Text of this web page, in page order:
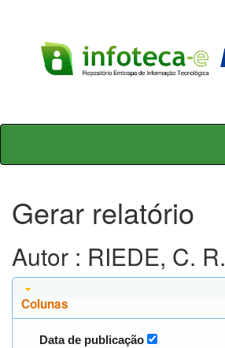
Skip
Gerar relatório
Autor : RIEDE, C. R.
Colunas
Data de publicação